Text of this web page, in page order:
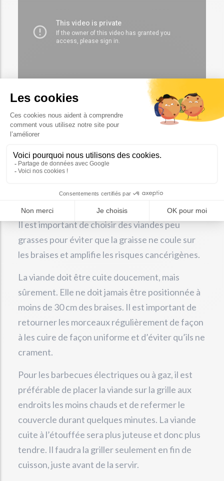
5. Faire cuire ses
aliments dans les règles
de l’art
Il est important de choisir des viandes peu
grasses pour éviter que la graisse ne coule sur
les braises et amplifie les risques cancérigènes.
La viande doit être cuite doucement, mais
sûrement. Elle ne doit jamais être positionnée à
moins de 30 cm des braises. Il est important de
retourner les morceaux régulièrement de façon
à les cuire de façon uniforme et d’éviter qu’ils ne
crament.
Pour les barbecues électriques ou à gaz, il est
préférable de placer la viande sur la grille aux
endroits les moins chauds et de refermer le
couvercle durant quelques minutes. La viande
cuite à l’étouffée sera plus juteuse et donc plus
tendre. Il faudra la griller seulement en fin de
cuisson, juste avant de la servir.